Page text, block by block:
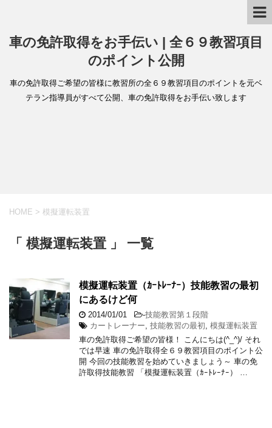
車の免許取得をお手伝い | 全６９教習項目
のポイント公開
車の免許取得ご希望の皆様に教習所の全６９教習項目のポイントを元ベ
テラン指導員がすべて公開、車の免許取得をお手伝い致します
HOME > 模擬運転装置
「 模擬運転装置 」 一覧
模擬運転装置（ｶｰﾄﾚｰﾅｰ）技能教習の最初
にあるけど何
2014/01/01 -技能教習第１段階
カートレーナー 技能教習の最初 模擬運転装置
車の免許取得ご希望の皆様！ こんにちは(^_^)/ それ
では早速 車の免許取得全６９教習項目のポイント公
開 今回の技能教習を始めていきましょう～ 車の免
許取得技能教習 「模擬運転装置（ｶｰﾄﾚｰﾅｰ） …